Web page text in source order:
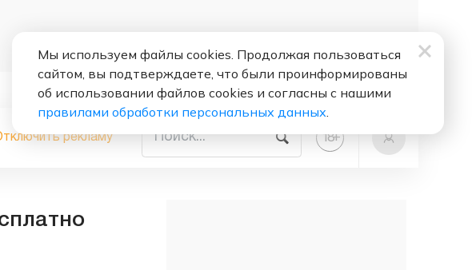
рекламу 18+
Мы используем файлы cookies. Продолжая пользоваться
сайтом, вы подтверждаете, что были проинформированы
об использовании файлов cookies и согласны с нашими
правилами обработки персональных данных.